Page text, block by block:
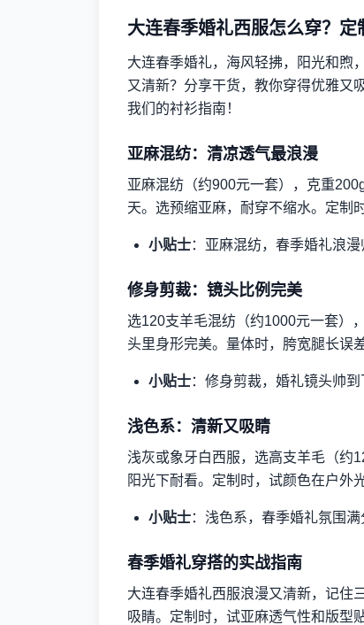
大连春季婚礼西服怎么穿？定
大连春季婚礼，海风轻拂，阳光和煦
又清新？分享干货，教你穿得优雅又
我们的衬衫指南！
亚麻混纺：清凉透气最浪漫
亚麻混纺（约900元一套），克重
天。选预缩亚麻，耐穿不缩水。定制
小贴士：亚麻混纺，春季婚礼浪漫
修身剪裁：镜头比例完美
选120支羊毛混纺（约1000元一套）
头里身形完美。量体时，胯宽腿长误
小贴士：修身剪裁，婚礼镜头帅到
浅色系：清新又吸睛
浅灰或象牙白西服，选高支羊毛（约
阳光下耐看。定制时，试颜色在户外
小贴士：浅色系，春季婚礼氛围满
春季婚礼穿搭的实战指南
大连春季婚礼西服浪漫又清新，记住
吸睛。定制时，试亚麻透气性和版型